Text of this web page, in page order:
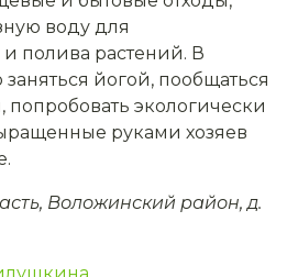
воду для
полива растений. В
йогой, пообщаться
экологически
руками хозяев
Воложинский район, д.